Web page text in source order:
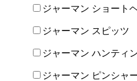
ジャーマン ショート
ジャーマン スピッツ
ジャーマン ハンティ
ジャーマン ピンシャ